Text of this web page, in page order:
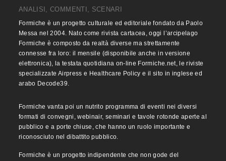
ANALISI, COMMENTI, SCENARI
Formiche è un progetto culturale ed editoriale fondato da Paolo
Messa nel 2004. Nato come rivista cartacea, oggi l’arcipelago
Formiche è composto da realtà diverse ma strettamente
connesse fra loro: il mensile (disponibile anche in versione
elettronica), la testata quotidiana on-line Formiche.net, le riviste
specializzate Airpress e Healthcare Policy e il sito in inglese ed
arabo Decode39.
Formiche vanta poi un nutrito programma di eventi nei diversi
formati di convegni, webinair, seminari e tavole rotonde aperte al
pubblico e a porte chiuse, che hanno un ruolo importante e
riconosciuto nel dibattito pubblico.
Formiche è un progetto indipendente che non gode del